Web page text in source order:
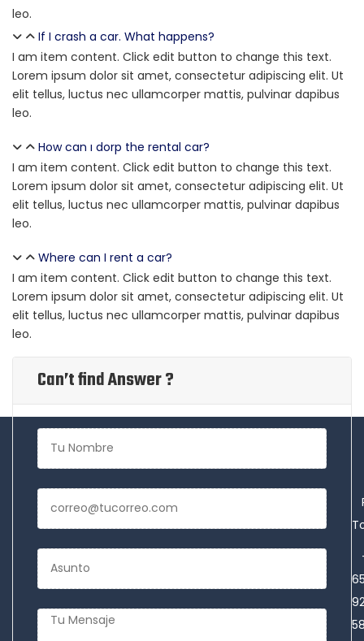
leo.
If I crash a car. What happens?
I am item content. Click edit button to change this text.
Lorem ipsum dolor sit amet, consectetur adipiscing elit. Ut
elit tellus, luctus nec ullamcorper mattis, pulvinar dapibus
leo.
How can ı dorp the rental car?
I am item content. Click edit button to change this text.
Lorem ipsum dolor sit amet, consectetur adipiscing elit. Ut
elit tellus, luctus nec ullamcorper mattis, pulvinar dapibus
leo.
Where can I rent a car?
I am item content. Click edit button to change this text.
Lorem ipsum dolor sit amet, consectetur adipiscing elit. Ut
elit tellus, luctus nec ullamcorper mattis, pulvinar dapibus
leo.
Can’t find Answer ?